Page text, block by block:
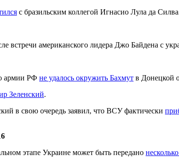
с бразильским коллегой Игнасио Лула да
встречи американского лидера Джо Байдена с
армии РФ не удалось окружить Бахмут в Донецкой
Зеленский.
в свою очередь заявил, что ВСУ фактически
этапе Украине может быть передано